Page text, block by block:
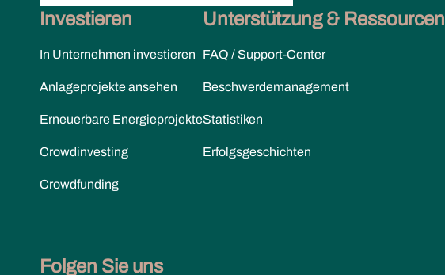
t
i
o
n
Investieren
In Unternehmen investieren
Anlageprojekte ansehen
Erneuerbare Energieprojekte
Crowdinvesting
Crowdfunding
Unterstützung & Ressourcen
FAQ / Support-Center
Beschwerdemanagement
Statistiken
Erfolgsgeschichten
Folgen Sie uns